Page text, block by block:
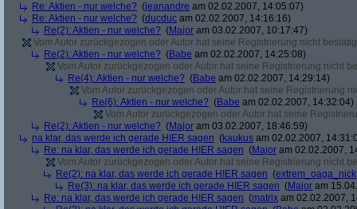
Re: Aktien - nur welche? (jeanandre am 02.02.2007, 14:05:07)
Re: Aktien - nur welche? (ducduc am 02.02.2007, 14:16:16)
Re(2): Aktien - nur welche? (Major am 03.02.2007, 10:17:47)
Vom Autor zurückgezogen oder Autor hat seine Registrierung nicht
Re(2): Aktien - nur welche? (Babe am 02.02.2007, 14:25:08)
Vom Autor zurückgezogen oder Autor hat seine Registrierung nicht
Re(4): Aktien - nur welche? (Babe am 02.02.2007, 14:29:14)
Vom Autor zurückgezogen oder Autor hat seine Registrierung
Re(6): Aktien - nur welche? (Babe am 02.02.2007, 14:32:04)
Vom Autor zurückgezogen oder Autor hat seine
Re(2): Aktien - nur welche? (Major am 03.02.2007, 18:46:59)
na klar, das werde ich gerade HIER sagen (kaukus am 02.02.2007,
Re: na klar, das werde ich gerade HIER sagen (Major am 02.02.2007,
Vom Autor zurückgezogen oder Autor hat seine Registrierung nicht
Re(2): na klar, das werde ich gerade HIER sagen (extrem_oaga_nick
Re(3): na klar, das werde ich gerade HIER sagen (Major am
Re: na klar, das werde ich gerade HIER sagen (matrix am 02.02.2007,